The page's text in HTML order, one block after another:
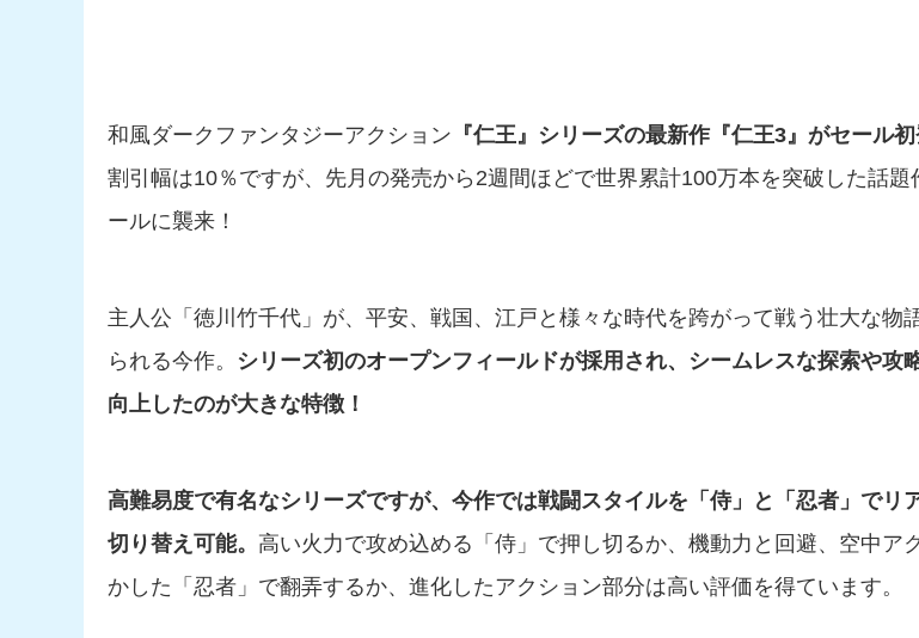
和風ダークファンタジーアクション 『仁王』シリーズの最新作『仁王3』がセール初
割引幅は10％ですが、先月の発売から2週間ほどで世界累計100万本を突破した話題
ールに襲来！
主人公「徳川竹千代」が、平安、戦国、江戸と様々な時代を跨がって戦う壮大な物
られる今作。
シリーズ初のオープンフィールドが採用され、シームレスな探索や攻
向上したのが大きな特徴！
高難易度で有名なシリーズですが、今作では戦闘スタイルを「侍」と「忍者」でリ
切り替え可能。 高い火力で攻め込める「侍」で押し切るか、機動力と回避、空中ア
かした「忍者」で翻弄するか、進化したアクション部分は高い評価を得ています。